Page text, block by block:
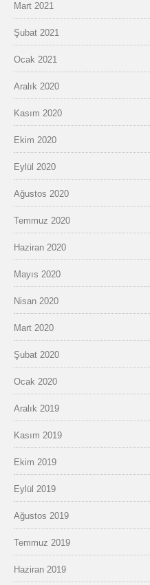
Mart 2021
Şubat 2021
Ocak 2021
Aralık 2020
Kasım 2020
Ekim 2020
Eylül 2020
Ağustos 2020
Temmuz 2020
Haziran 2020
Mayıs 2020
Nisan 2020
Mart 2020
Şubat 2020
Ocak 2020
Aralık 2019
Kasım 2019
Ekim 2019
Eylül 2019
Ağustos 2019
Temmuz 2019
Haziran 2019